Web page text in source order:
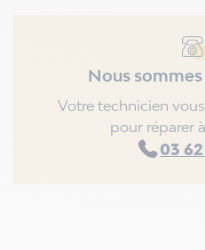
Nous sommes
Votre technicien
pour réparer
03